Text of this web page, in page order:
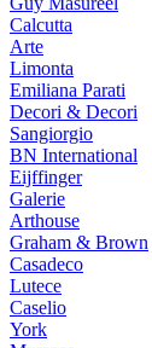
Calcutta
Arte
Limonta
Emiliana Parati
Decori & Decori
Sangiorgio
BN International
Eijffinger
Galerie
Arthouse
Graham & Brown
Casadeco
Lutece
Caselio
York